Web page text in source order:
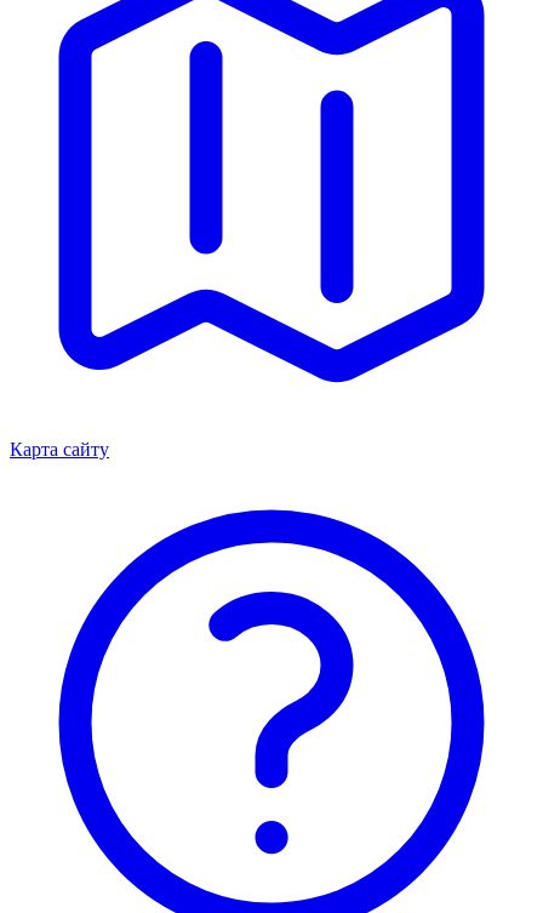
Карта сайту